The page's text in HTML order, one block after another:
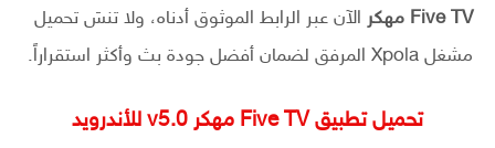
Five TV مهكر
الآن عبر الرابط الموثوق أدناه، ولا تنسَ تحميل
مشغل Xpola المرفق لضمان أفضل جودة بث وأكثر استقراراً.
تحميل تطبيق Five TV مهكر v5.0 للأندرويد